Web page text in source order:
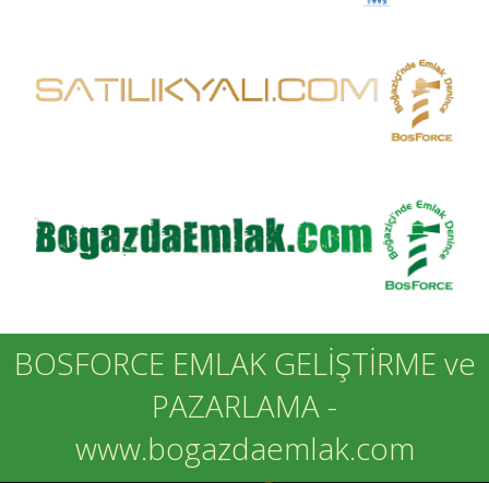
BOSFORCE EMLAK GELİŞTİRME ve
PAZARLAMA -
www.bogazdaemlak.com